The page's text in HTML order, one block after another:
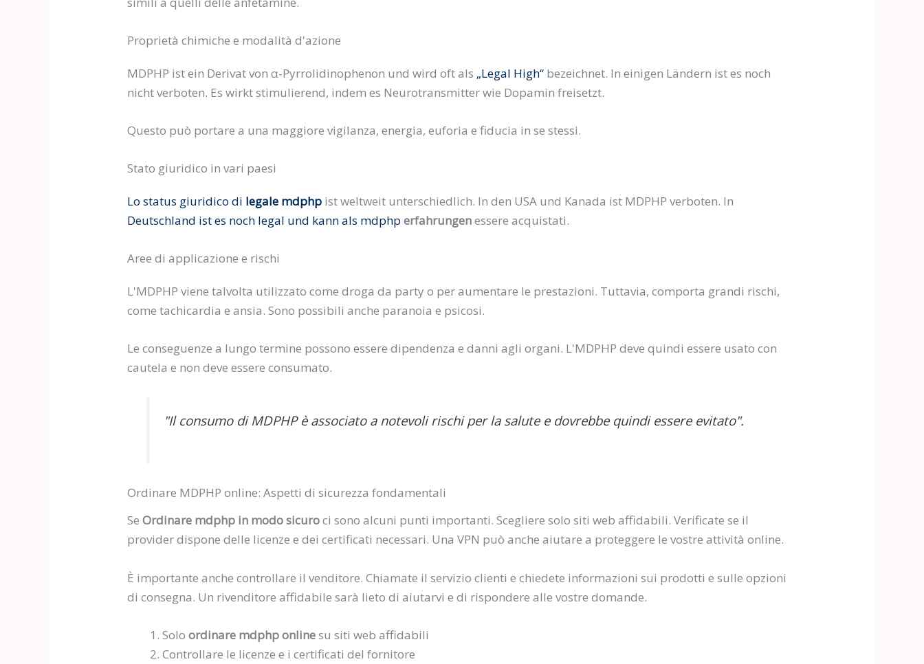
Proprietà chimiche e modalità d'azione
MDPHP ist ein Derivat von α-Pyrrolidinophenon und wird oft als „Legal High“ bezeichnet. In einigen Ländern ist es noch
nicht verboten. Es wirkt stimulierend, indem es Neurotransmitter wie Dopamin freisetzt.
Questo può portare a una maggiore vigilanza, energia, euforia e fiducia in se stessi.
Stato giuridico in vari paesi
Lo status giuridico di legale mdphp ist weltweit unterschiedlich. In den USA und Kanada ist MDPHP verboten. In
Deutschland ist es noch legal und kann als mdphp erfahrungenessere acquistati.
Aree di applicazione e rischi
L'MDPHP viene talvolta utilizzato come droga da party o per aumentare le prestazioni. Tuttavia, comporta grandi rischi,
come tachicardia e ansia. Sono possibili anche paranoia e psicosi.
Le conseguenze a lungo termine possono essere dipendenza e danni agli organi. L'MDPHP deve quindi essere usato con
cautela e non deve essere consumato.
"Il consumo di MDPHP è associato a notevoli rischi per la salute e dovrebbe quindi essere evitato".
Ordinare MDPHP online: Aspetti di sicurezza fondamentali
SeOrdinare mdphp in modo sicuroci sono alcuni punti importanti. Scegliere solo siti web affidabili. Verificate se il
provider dispone delle licenze e dei certificati necessari. Una VPN può anche aiutare a proteggere le vostre attività online.
È importante anche controllare il venditore. Chiamate il servizio clienti e chiedete informazioni sui prodotti e sulle opzioni
di consegna. Un rivenditore affidabile sarà lieto di aiutarvi e di rispondere alle vostre domande.
Soloordinare mdphp onlinesu siti web affidabili
Controllare le licenze e i certificati del fornitore